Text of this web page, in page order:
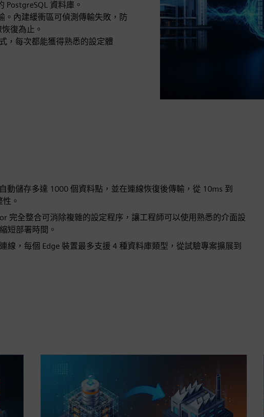
PostgreSQL 資料庫。
。內建緩衝區可偵測傳輸失敗，防
復為止。
，每次都能獲得熟悉的設定體
動儲存多達 1000 個資料點，並在連線恢復後傳輸，從 10ms 到
。
完全整合可消除複雜的設定程序，讓工程師可以使用熟悉的介面設
短部署時間。
線，每個 Edge 裝置最多支援 4 種資料庫類型，從試驗專案擴展到